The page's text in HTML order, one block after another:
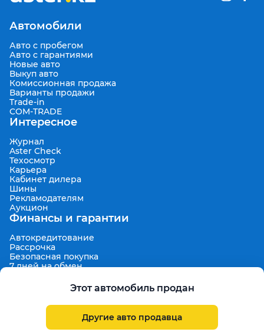
Этот автомобиль продан
Другие авто продавца
Автомобили
Авто с пробегом
Авто с гарантиями
Новые авто
Выкуп авто
Комиссионная продажа
Варианты продажи
Trade-in
COM-TRADE
Интересное
Журнал
Aster Check
Техосмотр
Карьера
Кабинет дилера
Шины
Рекламодателям
Аукцион
Финансы и гарантии
Автокредитование
Рассрочка
Безопасная покупка
7 дней на обмен
Продленная гарантия
Гарантированная цена выкупа
Aster Finance